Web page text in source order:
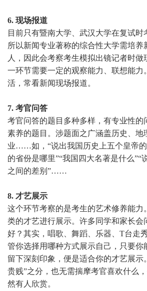
6. 现场报道
目前只有暨南大学、武汉大学在复试
所以新闻专业著称的综合性大学需培养
人，因此会考察考生模拟出镜记者时
一环节需要一定的观察能力、联想能力
活，常看新闻现场报道。
7. 考官问答
考官问答的题目多种多样，有专业性的
素养的题目。涉题面之广涵盖历史、地
业……如，“说出我国历史上五个皇帝的
的省份是哪里”“我国四大名著是什么”“
之间的差别”……
8. 才艺展示
这个环节考察的是考生的艺术修养能力
类的才艺进行展示。许多同学和家长会
好？其实，唱歌、舞蹈、乐器、 T台走
管你选择用哪种方式展示自己，只要你
留下深刻印象，便是适合你的才艺展示
贵贱”之分，也无需揣摩考官喜欢什么
然有人欣赏。